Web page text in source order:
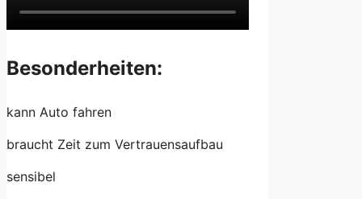
Besonderheiten:
kann Auto fahren
braucht Zeit zum Vertrauensaufbau
sensibel